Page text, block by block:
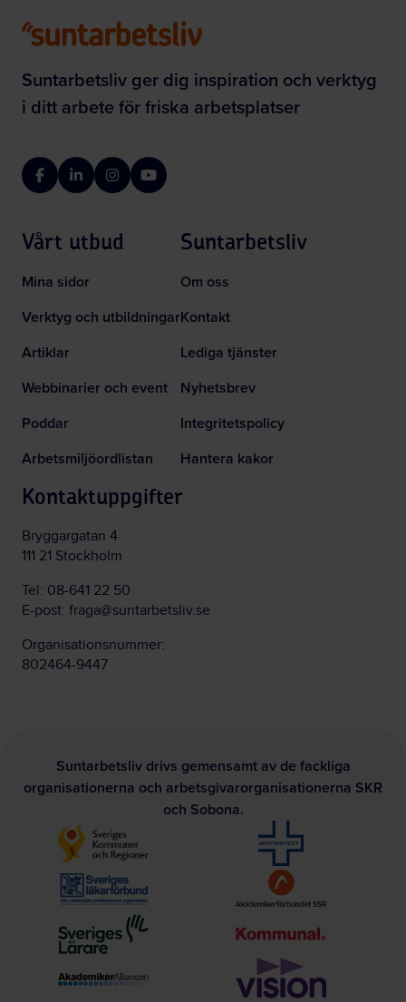
Suntarbetsliv ger dig inspiration och verktyg
i ditt arbete för friska arbetsplatser
FacebookLinkedInInstagramYouTube
Vårt utbud
Mina sidor
Verktyg och utbildningar
Artiklar
Webbinarier och event
Poddar
Arbetsmiljöordlistan
Suntarbetsliv
Om oss
Kontakt
Lediga tjänster
Nyhetsbrev
Integritetspolicy
Hantera kakor
Kontaktuppgifter
Bryggargatan 4
111 21 Stockholm
Tel: 08-641 22 50
E-post: fraga@suntarbetsliv.se
Organisationsnummer:
802464-9447
Suntarbetsliv drivs gemensamt av de fackliga
organisationerna och arbetsgivarorganisationerna SKR
och Sobona.